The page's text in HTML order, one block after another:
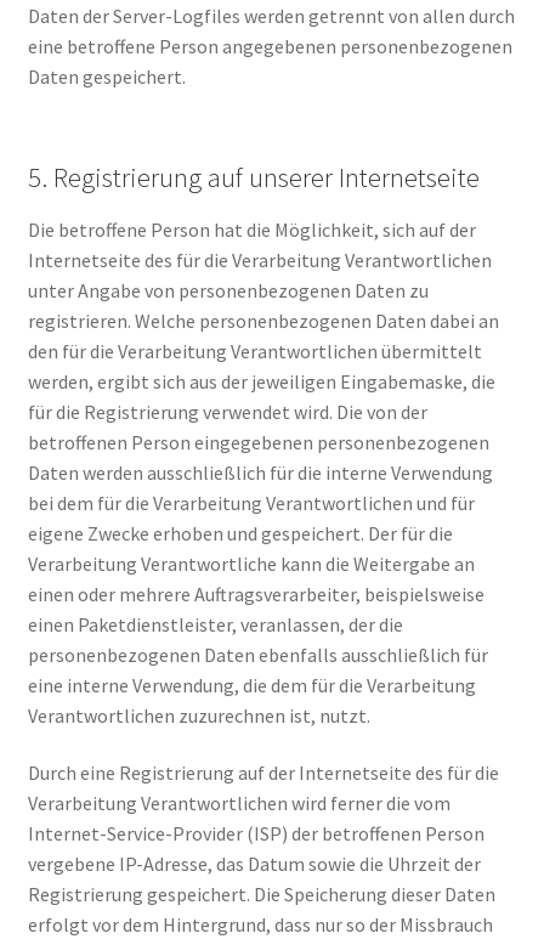
Daten der Server-Logfiles werden getrennt von allen durch
eine betroffene Person angegebenen personenbezogenen
Daten gespeichert.
5. Registrierung auf unserer Internetseite
Die betroffene Person hat die Möglichkeit, sich auf der
Internetseite des für die Verarbeitung Verantwortlichen
unter Angabe von personenbezogenen Daten zu
registrieren. Welche personenbezogenen Daten dabei an
den für die Verarbeitung Verantwortlichen übermittelt
werden, ergibt sich aus der jeweiligen Eingabemaske, die
für die Registrierung verwendet wird. Die von der
betroffenen Person eingegebenen personenbezogenen
Daten werden ausschließlich für die interne Verwendung
bei dem für die Verarbeitung Verantwortlichen und für
eigene Zwecke erhoben und gespeichert. Der für die
Verarbeitung Verantwortliche kann die Weitergabe an
einen oder mehrere Auftragsverarbeiter, beispielsweise
einen Paketdienstleister, veranlassen, der die
personenbezogenen Daten ebenfalls ausschließlich für
eine interne Verwendung, die dem für die Verarbeitung
Verantwortlichen zuzurechnen ist, nutzt.
Durch eine Registrierung auf der Internetseite des für die
Verarbeitung Verantwortlichen wird ferner die vom
Internet-Service-Provider (ISP) der betroffenen Person
vergebene IP-Adresse, das Datum sowie die Uhrzeit der
Registrierung gespeichert. Die Speicherung dieser Daten
erfolgt vor dem Hintergrund, dass nur so der Missbrauch